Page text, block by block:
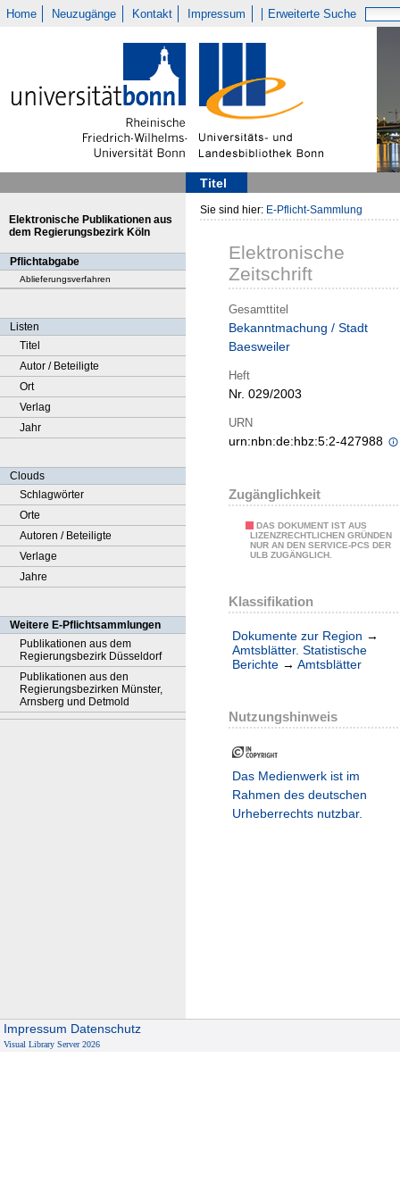
Home Neuzugänge Kontakt Impressum Erweiterte Suche
Titel
Elektronische Publikationen aus
dem Regierungsbezirk Köln
Pflichtabgabe
Ablieferungsverfahren
Listen
Titel
Autor / Beteiligte
Ort
Verlag
Jahr
Clouds
Schlagwörter
Orte
Autoren / Beteiligte
Verlage
Jahre
Weitere E-Pflichtsammlungen
Publikationen aus dem
Regierungsbezirk Düsseldorf
Publikationen aus den
Regierungsbezirken Münster,
Arnsberg und Detmold
Sie sind hier: E-Pflicht-Sammlung
Elektronische
Zeitschrift
Gesamttitel
Bekanntmachung / Stadt
Baesweiler
Heft
Nr. 029/2003
URN
urn:nbn:de:hbz:5:2-427988
Zugänglichkeit
DAS DOKUMENT IST AUS
LIZENZRECHTLICHEN GRÜNDEN
NUR AN DEN SERVICE-PCS DER
ULB ZUGÄNGLICH.
Klassifikation
Dokumente zur Region →
Amtsblätter. Statistische
Berichte → Amtsblätter
Nutzungshinweis
Das Medienwerk ist im
Rahmen des deutschen
Urheberrechts nutzbar.
Impressum Datenschutz
Visual Library Server 2026